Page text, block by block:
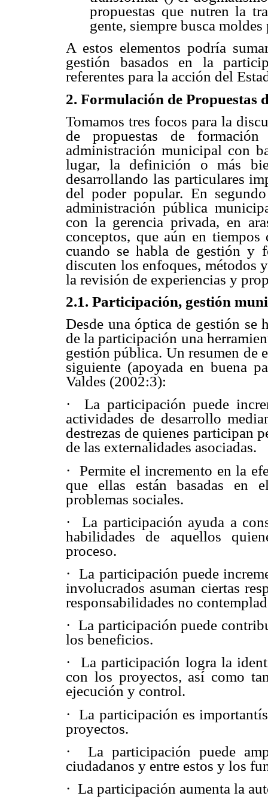
propuestas que nutren la
gente, siempre busca
A estos elementos podría
gestión basados en la
referentes para la acción del
2. Formulación de Propuestas
Tomamos tres focos para la
de propuestas de
administración municipal con
lugar, la definición o más
desarrollando las particulares
del poder popular. En
administración pública
con la gerencia privada, en
conceptos, que aún en
cuando se habla de gestión y
discuten los enfoques, métodos
la revisión de experiencias y
2.1. Participación, gestión
Desde una óptica de gestión se
de la participación una
gestión pública. Un resumen de
siguiente (apoyada en buena
Valdes (2002:3):
·La participación puede
actividades de desarrollo
destrezas de quienes participan
de las externalidades asociadas.
· Permite el incremento en la
que ellas están basadas en
problemas sociales.
·La participación ayuda a
habilidades de aquellos
proceso.
·La participación puede
involucrados asuman ciertas
responsabilidades no
· La participación puede
los beneficios.
· La participación logra la
con los proyectos, así como
ejecución y control.
·La participación es
proyectos.
· La participación puede
ciudadanos y entre estos y los
· La participación aumenta la